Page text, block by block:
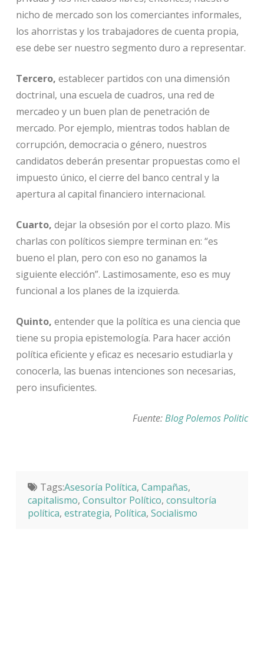
nicho de mercado son los comerciantes informales,
los ahorristas y los trabajadores de cuenta propia,
ese debe ser nuestro segmento duro a representar.
Tercero, establecer partidos con una dimensión
doctrinal, una escuela de cuadros, una red de
mercadeo y un buen plan de penetración de
mercado. Por ejemplo, mientras todos hablan de
corrupción, democracia o género, nuestros
candidatos deberán presentar propuestas como el
impuesto único, el cierre del banco central y la
apertura al capital financiero internacional.
Cuarto, dejar la obsesión por el corto plazo. Mis
charlas con políticos siempre terminan en: “es
bueno el plan, pero con eso no ganamos la
siguiente elección”. Lastimosamente, eso es muy
funcional a los planes de la izquierda.
Quinto, entender que la política es una ciencia que
tiene su propia epistemología. Para hacer acción
política eficiente y eficaz es necesario estudiarla y
conocerla, las buenas intenciones son necesarias,
pero insuficientes.
Fuente:Blog Polemos Politic
Tags:Asesoría Política, Campañas,
capitalismo, Consultor Político, consultoría
política, estrategia, Política, Socialismo